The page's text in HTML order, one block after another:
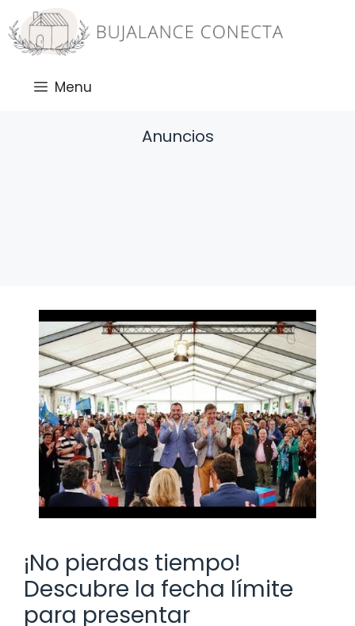
Saltar
al
contenido
Menu
Anuncios
¡No pierdas tiempo!
Descubre la fecha límite
para presentar